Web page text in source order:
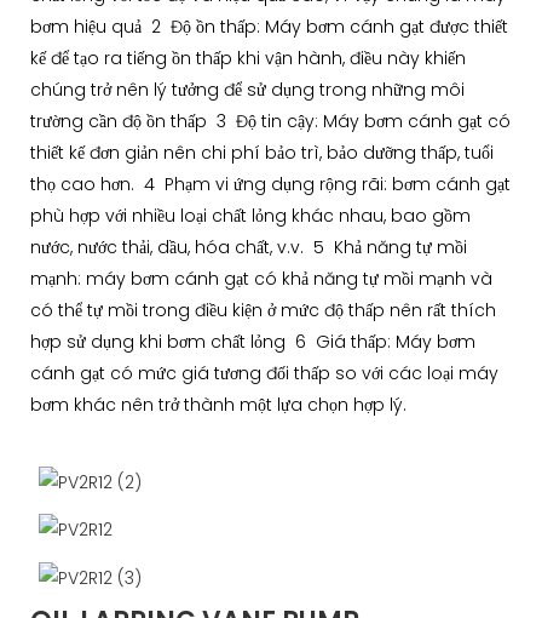
bơm hiệu quả 2 Độ ồn thấp: Máy bơm cánh gạt được thiết
kế để tạo ra tiếng ồn thấp khi vận hành, điều này khiến
chúng trở nên lý tưởng để sử dụng trong những môi
trường cần độ ồn thấp 3 Độ tin cậy: Máy bơm cánh gạt có
thiết kế đơn giản nên chi phí bảo trì, bảo dưỡng thấp, tuổi
thọ cao hơn. 4 Phạm vi ứng dụng rộng rãi: bơm cánh gạt
phù hợp với nhiều loại chất lỏng khác nhau, bao gồm
nước, nước thải, dầu, hóa chất, v.v. 5 Khả năng tự mồi
mạnh: máy bơm cánh gạt có khả năng tự mồi mạnh và
có thể tự mồi trong điều kiện ở mức độ thấp nên rất thích
hợp sử dụng khi bơm chất lỏng 6 Giá thấp: Máy bơm
cánh gạt có mức giá tương đối thấp so với các loại máy
bơm khác nên trở thành một lựa chọn hợp lý.